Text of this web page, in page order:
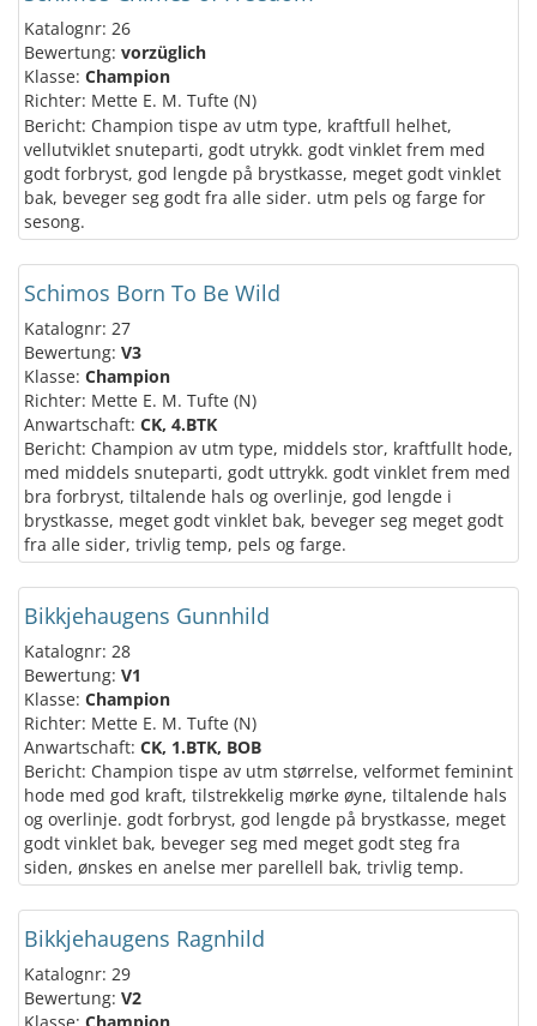
Katalognr: 26
Bewertung: vorzüglich
Klasse: Champion
Richter: Mette E. M. Tufte (N)
Bericht: Champion tispe av utm type, kraftfull helhet,
vellutviklet snuteparti, godt utrykk. godt vinklet frem med
godt forbryst, god lengde på brystkasse, meget godt vinklet
bak, beveger seg godt fra alle sider. utm pels og farge for
sesong.
Schimos Born To Be Wild
Katalognr: 27
Bewertung: V3
Klasse: Champion
Richter: Mette E. M. Tufte (N)
Anwartschaft: CK, 4.BTK
Bericht: Champion av utm type, middels stor, kraftfullt hode,
med middels snuteparti, godt uttrykk. godt vinklet frem med
bra forbryst, tiltalende hals og overlinje, god lengde i
brystkasse, meget godt vinklet bak, beveger seg meget godt
fra alle sider, trivlig temp, pels og farge.
Bikkjehaugens Gunnhild
Katalognr: 28
Bewertung: V1
Klasse: Champion
Richter: Mette E. M. Tufte (N)
Anwartschaft: CK, 1.BTK, BOB
Bericht: Champion tispe av utm størrelse, velformet feminint
hode med god kraft, tilstrekkelig mørke øyne, tiltalende hals
og overlinje. godt forbryst, god lengde på brystkasse, meget
godt vinklet bak, beveger seg med meget godt steg fra
siden, ønskes en anelse mer parellell bak, trivlig temp.
Bikkjehaugens Ragnhild
Katalognr: 29
Bewertung: V2